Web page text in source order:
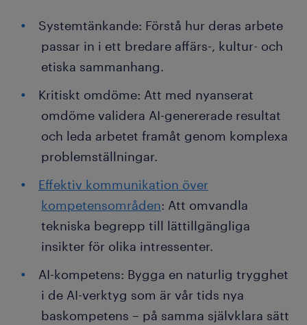
Systemtänkande: Förstå hur deras arbete
passar in i ett bredare affärs-, kultur- och
etiska sammanhang.
Kritiskt omdöme: Att med nyanserat
omdöme validera AI-genererade resultat
och leda arbetet framåt genom komplexa
problemställningar.
Effektiv kommunikation över
kompetensområden: Att omvandla
tekniska begrepp till lättillgängliga
insikter för olika intressenter.
AI-kompetens: Bygga en naturlig trygghet
i de AI-verktyg som är vår tids nya
baskompetens – på samma självklara sätt